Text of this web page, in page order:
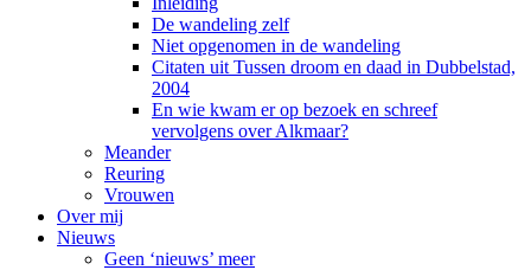
De wandeling zelf
Niet opgenomen in de wandeling
Citaten uit Tussen droom en daad in Dubbelstad,
2004
En wie kwam er op bezoek en schreef
vervolgens over Alkmaar?
Meander
Reuring
Vrouwen
Over mij
Nieuws
Geen ‘nieuws’ meer